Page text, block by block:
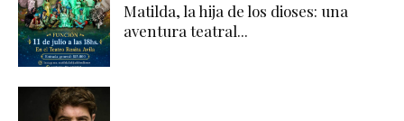
Matilda, la hija de los dioses: una
aventura teatral...